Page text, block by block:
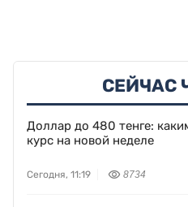
СЕЙЧАС
Доллар до 480 тенге:
курс на новой неделе
Сегодня, 11:19 8734